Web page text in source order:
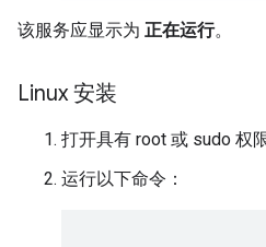
该服务应显示为 正在运行。
Linux 安装
打开具有 root 或 sudo 权
运行以下命令：